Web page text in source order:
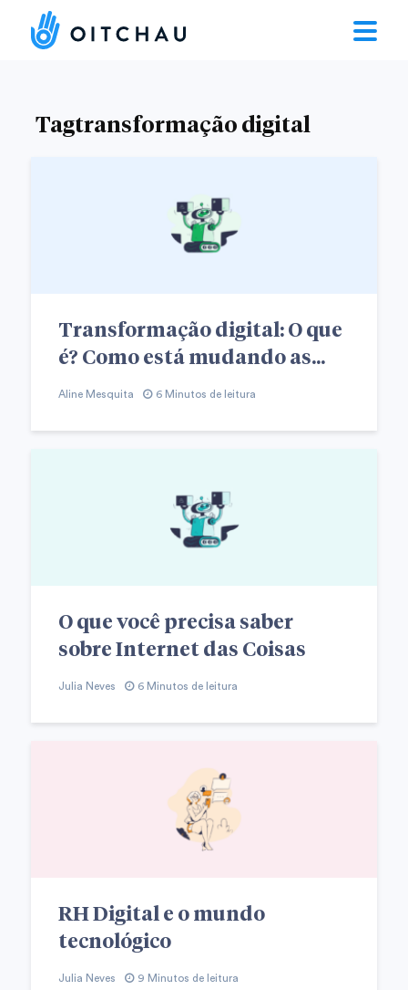
Tagtransformação digital
Transformação digital: O que
é? Como está mudando as...
Aline Mesquita 6 Minutos de leitura
O que você precisa saber
sobre Internet das Coisas
Julia Neves 6 Minutos de leitura
RH Digital e o mundo
tecnológico
Julia Neves 9 Minutos de leitura